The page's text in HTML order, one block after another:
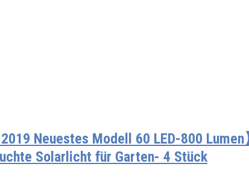
Neuestes Modell 60 LED-800
Solarlicht für Garten- 4 Stück